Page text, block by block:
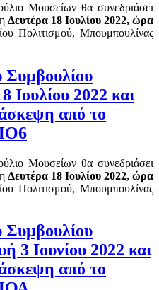
Μουσείων θα συνεδριάσει
Δευτέρα 18 Ιουλίου 2022, ώρα
Πολιτισμού, Μπουμπουλίνας
Συμβουλίου
Ιουλίου 2022 και
από το
Μουσείων θα συνεδριάσει
Δευτέρα 18 Ιουλίου 2022, ώρα
Πολιτισμού, Μπουμπουλίνας
Συμβουλίου
3 Ιουνίου 2022 και
από το